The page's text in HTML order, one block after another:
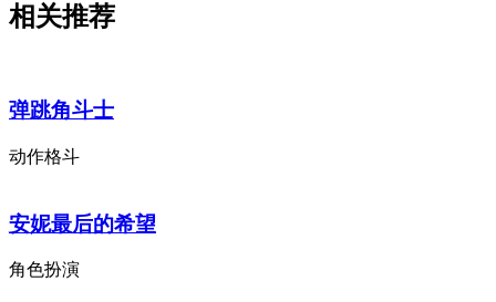
相关推荐
弹跳角斗士
动作格斗
安妮最后的希望
角色扮演